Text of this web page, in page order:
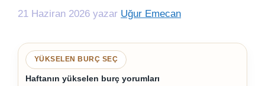
21 Haziran 2026 yazar Uğur Emecan
YÜKSELEN BURÇ SEÇ
Haftanın yükselen burç yorumları